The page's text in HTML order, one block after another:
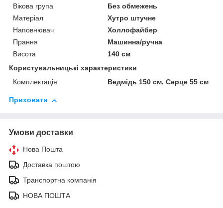
Вікова група
Без обмежень
Матеріал
Хутро штучне
Наповнювач
Холлофайбер
Прання
Машинна/ручна
Висота
140 см
Користувальницькі характеристики
Комплектація
Ведмідь 150 см, Серце 55 см
Приховати
Умови доставки
Нова Пошта
Доставка поштою
Транспортна компанія
НОВА ПОШТА